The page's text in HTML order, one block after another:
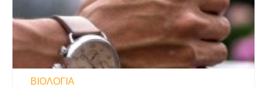
ΒΙΟΛΟΓΊΑ